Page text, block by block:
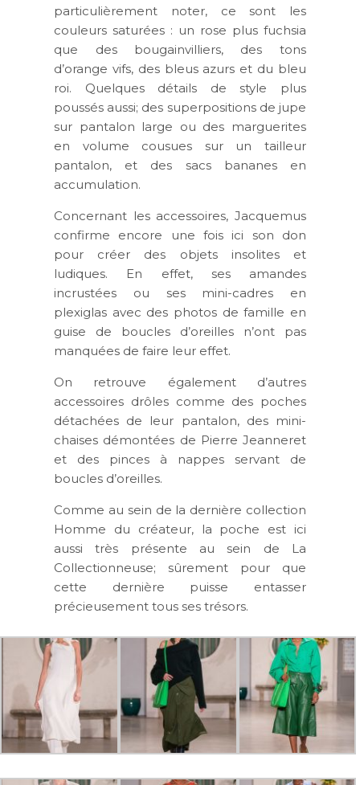
particulièrement noter, ce sont les
couleurs saturées : un rose plus fuchsia
que des bougainvilliers, des tons
d’orange vifs, des bleus azurs et du bleu
roi. Quelques détails de style plus
poussés aussi; des superpositions de jupe
sur pantalon large ou des marguerites
en volume cousues sur un tailleur
pantalon, et des sacs bananes en
accumulation.
Concernant les accessoires, Jacquemus
confirme encore une fois ici son don
pour créer des objets insolites et
ludiques. En effet, ses amandes
incrustées ou ses mini-cadres en
plexiglas avec des photos de famille en
guise de boucles d’oreilles n’ont pas
manquées de faire leur effet.
On retrouve également d’autres
accessoires drôles comme des poches
détachées de leur pantalon, des mini-
chaises démontées de Pierre Jeanneret
et des pinces à nappes servant de
boucles d’oreilles.
Comme au sein de la dernière collection
Homme du créateur, la poche est ici
aussi très présente au sein de La
Collectionneuse; sûrement pour que
cette dernière puisse entasser
précieusement tous ses trésors.